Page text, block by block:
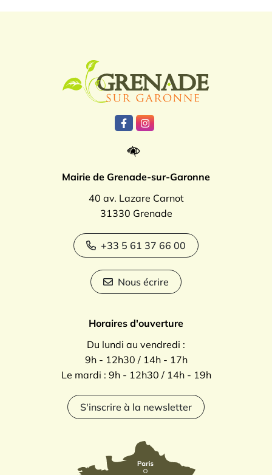
Lien vers le compte Facebook
Lien vers le compte
Mairie de Grenade-sur-Garonne
40 av. Lazare Carnot
31330 Grenade
+33 5 61 37 66 00
Nous écrire
Horaires d'ouverture
Du lundi au vendredi :
9h - 12h30 / 14h - 17h
Le mardi : 9h - 12h30 / 14h - 19h
S'inscrire à la newsletter